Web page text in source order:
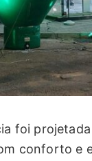
foi
conforto e